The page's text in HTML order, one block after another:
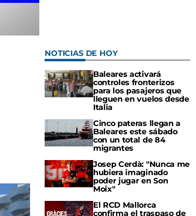
NOTICIAS DE HOY
Baleares activará
controles fronterizos
para los pasajeros que
lleguen en vuelos desde
Italia
Cinco pateras llegan a
Baleares este sábado
con un total de 84
migrantes
Josep Cerdà: "Nunca me
hubiera imaginado
poder jugar en Son
Moix"
El RCD Mallorca
confirma el traspaso de